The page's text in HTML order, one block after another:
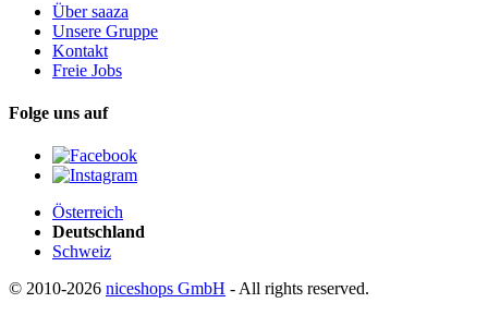
Über saaza
Unsere Gruppe
Kontakt
Freie Jobs
Folge uns auf
Österreich
Deutschland
Schweiz
© 2010-2026 niceshops GmbH - All rights reserved.